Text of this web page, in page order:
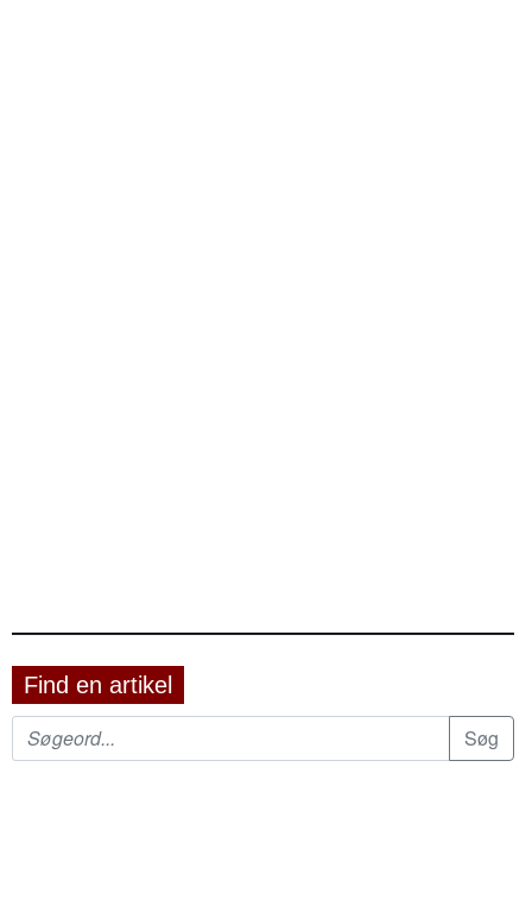
Find en artikel